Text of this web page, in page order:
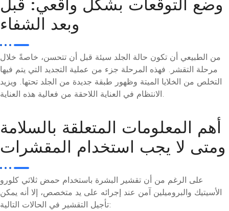
وبعد الشفاء
من الطبيعي أن تكون حالة الجلد سيئة قبل أن تتحسن، خاصةً خلال
مرحلة التقشر. فهذه المرحلة جزء من عملية التجديد التي يتم فيها
التخلص من الخلايا الميتة وظهور طبقة جديدة من الجلد تحتها. ويزيد
الانتظام في العناية اللاحقة من فعالية هذه العناية.
أهم المعلومات المتعلقة بالسلامة
ومتى لا يجب استخدام المقشرات
على الرغم من أن تقشير البشرة باستخدام حمض ثلاثي كلورو
الأسيتيك والبروميلين آمن عند إجرائه على يد متخصص، إلا أنه يمكن
تأجيل التقشير في الحالات التالية: